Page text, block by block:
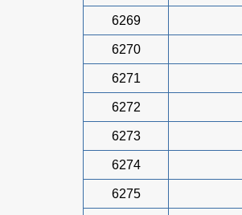
6269
6270
6271
6272
6273
6274
6275